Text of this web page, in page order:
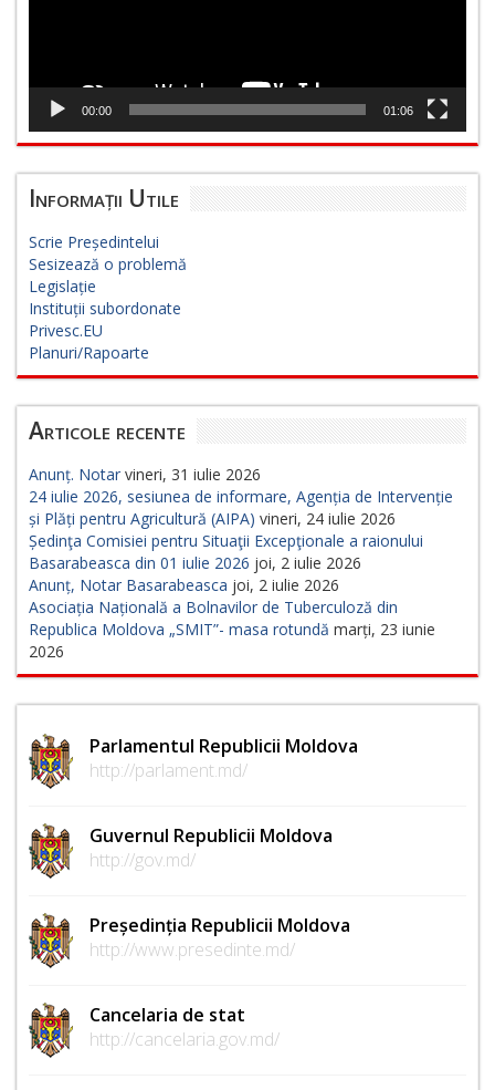
00:00 01:06
Informații Utile
Scrie Președintelui
Sesizează o problemă
Legislație
Instituții subordonate
Privesc.EU
Planuri/Rapoarte
Articole recente
Anunț. Notar vineri, 31 iulie 2026
24 iulie 2026, sesiunea de informare, Agenția de Intervenție
și Plăți pentru Agricultură (AIPA) vineri, 24 iulie 2026
Ședinţa Comisiei pentru Situaţii Excepţionale a raionului
Basarabeasca din 01 iulie 2026 joi, 2 iulie 2026
Anunț, Notar Basarabeasca joi, 2 iulie 2026
Asociația Națională a Bolnavilor de Tuberculoză din
Republica Moldova „SMIT”- masa rotundă marți, 23 iunie
2026
Parlamentul Republicii Moldova
http://parlament.md/
Guvernul Republicii Moldova
http://gov.md/
Președinția Republicii Moldova
http://www.presedinte.md/
Cancelaria de stat
http://cancelaria.gov.md/